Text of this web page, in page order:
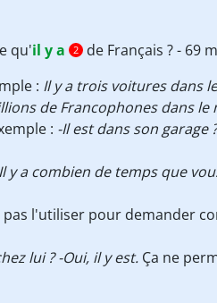
qu'il y a 2 de Français ? - 69
: Il y a trois voitures dans
de Francophones dans le
: -Il est dans son garage
Il y a combien de temps que
pas l'utiliser pour demander
lui ? -Oui, il y est. Ça ne